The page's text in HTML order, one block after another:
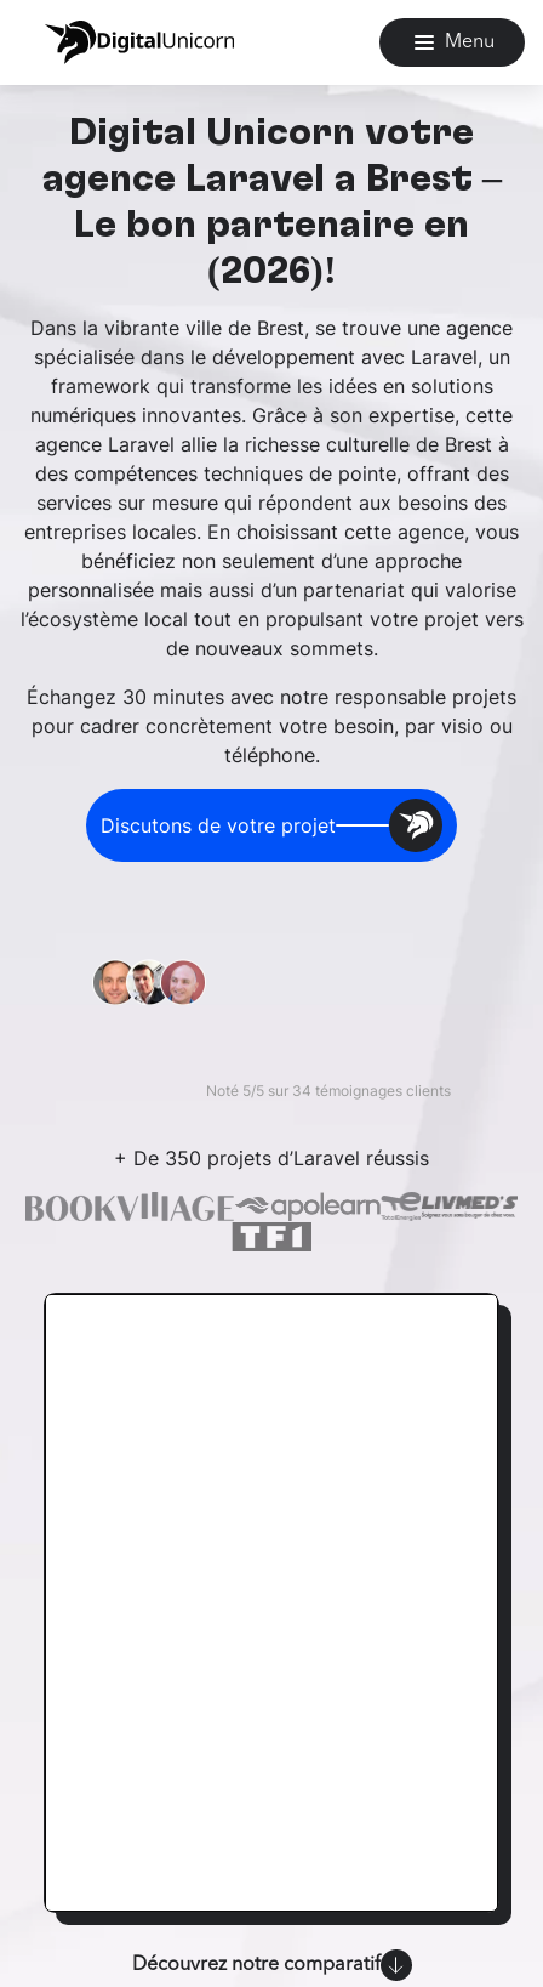
Menu
Digital Unicorn votre
agence Laravel à Brest –
Le bon partenaire en
(2026)!
Dans la vibrante ville de Brest, se trouve une agence
spécialisée dans le développement avec Laravel, un
framework qui transforme les idées en solutions
numériques innovantes. Grâce à son expertise, cette
agence Laravel allie la richesse culturelle de Brest à
des compétences techniques de pointe, offrant des
services sur mesure qui répondent aux besoins des
entreprises locales. En choisissant cette agence, vous
bénéficiez non seulement d’une approche
personnalisée mais aussi d’un partenariat qui valorise
l’écosystème local tout en propulsant votre projet vers
de nouveaux sommets.
Échangez 30 minutes avec notre responsable projets
pour cadrer concrètement votre besoin, par visio ou
téléphone.
Discutons de votre projet
Noté 5/5 sur 34 témoignages clients
+ De 350 projets d’Laravel réussis
Découvrez notre comparatif